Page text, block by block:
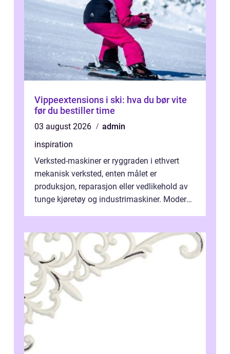
Vippeextensions i ski: hva du bør vite
før du bestiller time
03 august 2026
admin
inspiration
Verksted-maskiner er ryggraden i ethvert
mekanisk verksted, enten målet er
produksjon, reparasjon eller vedlikehold av
tunge kjøretøy og industrimaskiner. Moderne